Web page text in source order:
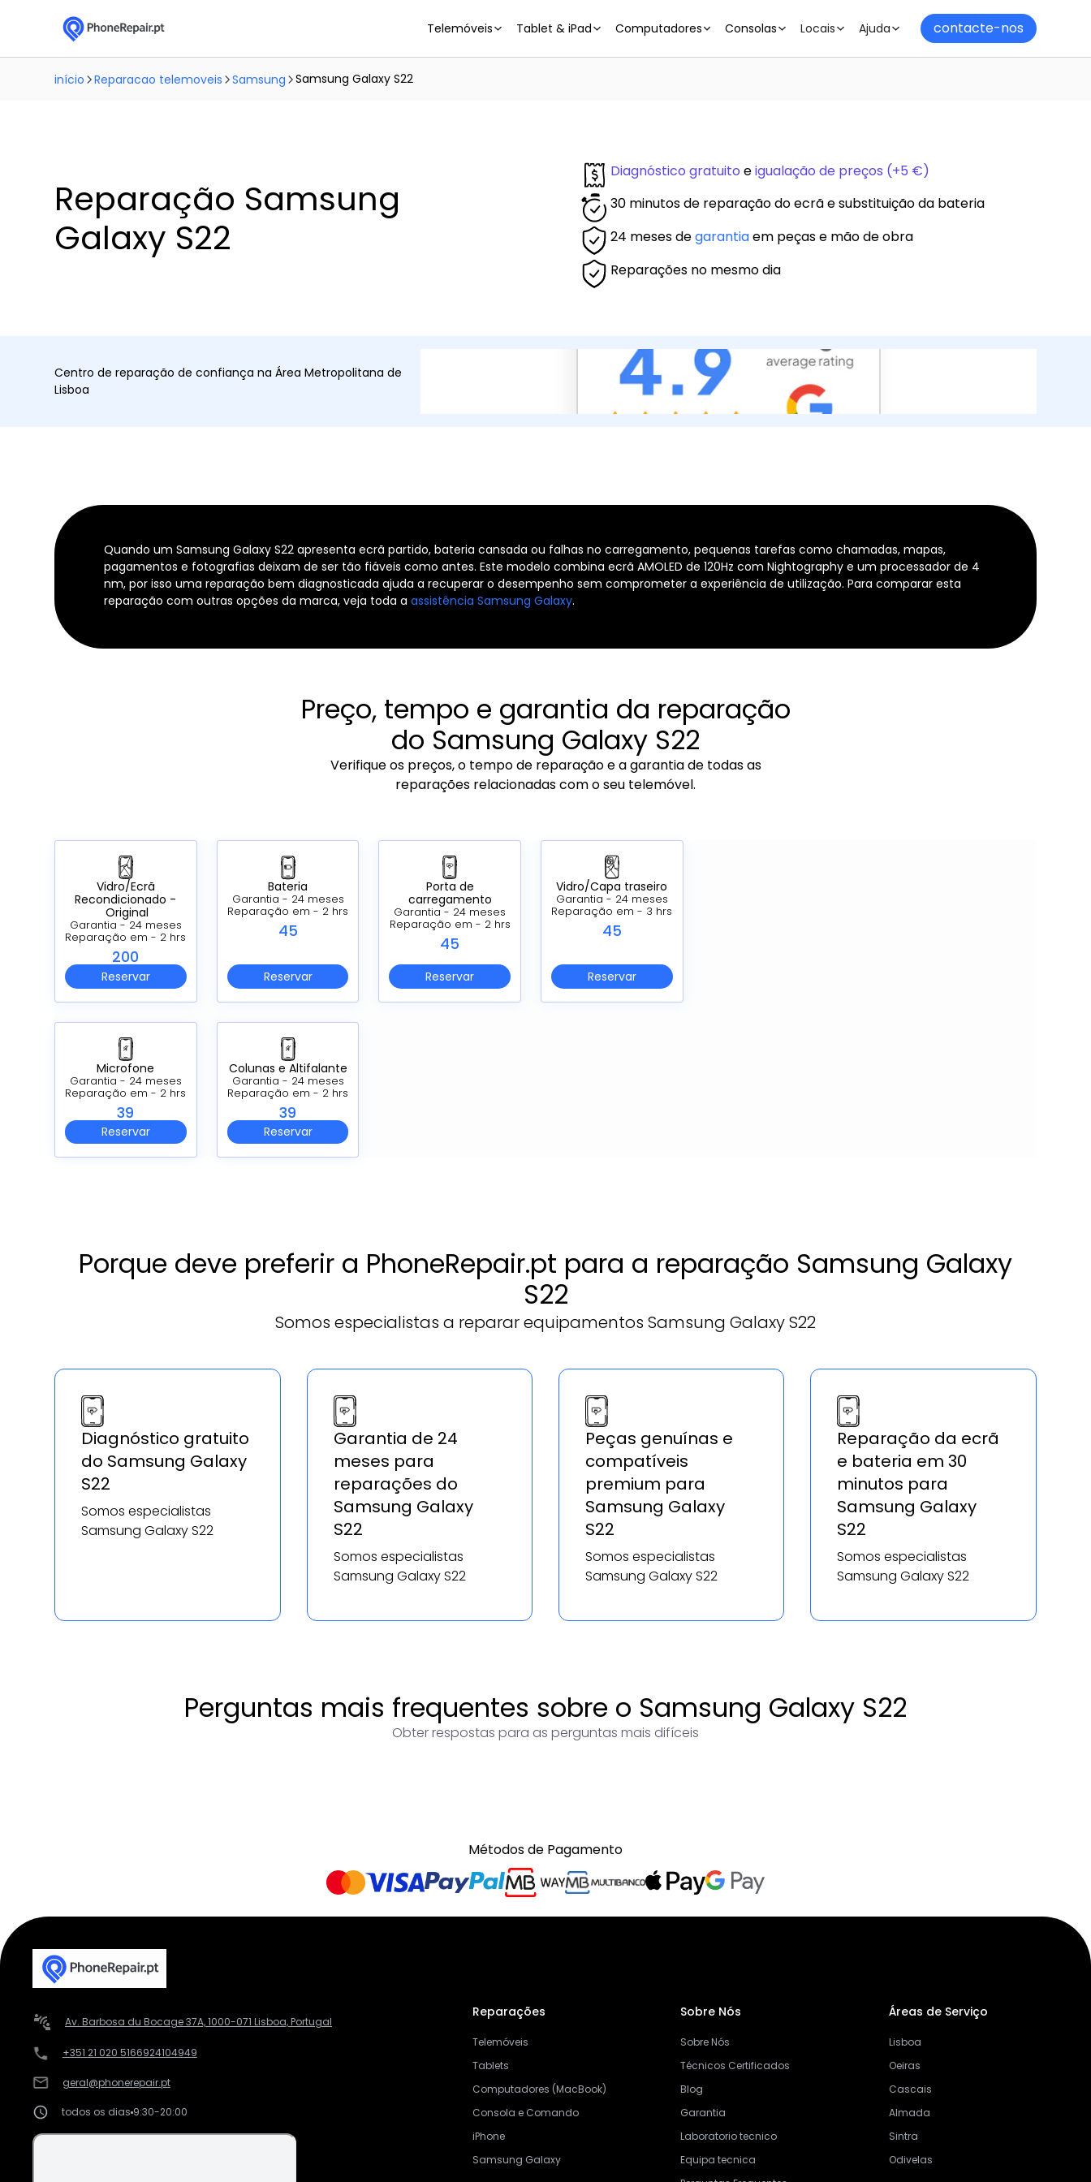
Telemóveis Tablet & iPad Computadores Consolas Locais Ajuda contacte-nos
início Reparacao telemoveis Samsung Samsung Galaxy S22
Reparação Samsung
Galaxy S22
Diagnóstico gratuito eigualação de preços (+5 €)
30 minutos de reparação do ecrã e substituição da bateria
24 meses degarantiaem peças e mão de obra
Reparações no mesmo dia
Centro de reparação de confiança na Área Metropolitana de
Lisboa
Quando um Samsung Galaxy S22 apresenta ecrã partido, bateria cansada ou falhas no carregamento, pequenas tarefas como chamadas, mapas,
pagamentos e fotografias deixam de ser tão fiáveis como antes. Este modelo combina ecrã AMOLED de 120Hz com Nightography e um processador de 4
nm, por isso uma reparação bem diagnosticada ajuda a recuperar o desempenho sem comprometer a experiência de utilização. Para comparar esta
reparação com outras opções da marca, veja toda a assistência Samsung Galaxy.
Preço, tempo e garantia da reparação
do Samsung Galaxy S22
Verifique os preços, o tempo de reparação e a garantia de todas as
reparações relacionadas com o seu telemóvel.
Vidro/Ecrã
Recondicionado -
Original
Garantia - 24 meses
Reparação em - 2 hrs
200
Reservar
Bateria
Garantia - 24 meses
Reparação em - 2 hrs
45
Reservar
Porta de
carregamento
Garantia - 24 meses
Reparação em - 2 hrs
45
Reservar
Vidro/Capa traseiro
Garantia - 24 meses
Reparação em - 3 hrs
45
Reservar
Microfone
Garantia - 24 meses
Reparação em - 2 hrs
39
Reservar
Colunas e Altifalante
Garantia - 24 meses
Reparação em - 2 hrs
39
Reservar
Porque deve preferir a PhoneRepair.pt para a reparação Samsung Galaxy
S22
Somos especialistas a reparar equipamentos Samsung Galaxy S22
Diagnóstico gratuito
do Samsung Galaxy
S22
Somos especialistas
Samsung Galaxy S22
Garantia de 24
meses para
reparações do
Samsung Galaxy
S22
Somos especialistas
Samsung Galaxy S22
Peças genuínas e
compatíveis
premium para
Samsung Galaxy
S22
Somos especialistas
Samsung Galaxy S22
Reparação da ecrã
e bateria em 30
minutos para
Samsung Galaxy
S22
Somos especialistas
Samsung Galaxy S22
Perguntas mais frequentes sobre o Samsung Galaxy S22
Obter respostas para as perguntas mais difíceis
Métodos de Pagamento
Av. Barbosa du Bocage 37A, 1000-071 Lisboa, Portugal
+351 21 020 5166924104949
geral@phonerepair.pt
todos os dias 9:30-20:00
Reparações
Telemóveis
Tablets
Computadores (MacBook)
Consola e Comando
iPhone
Samsung Galaxy
Sobre Nós
Sobre Nós
Técnicos Certificados
Blog
Garantia
Laboratorio tecnico
Equipa tecnica
Áreas de Serviço
Lisboa
Oeiras
Cascais
Almada
Sintra
Odivelas